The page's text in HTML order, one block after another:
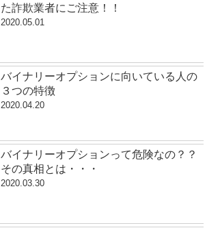
た詐欺業者にご注意！！
2020.05.01
バイナリーオプションに向いている人の
３つの特徴
2020.04.20
バイナリーオプションって危険なの？？
その真相とは・・・
2020.03.30